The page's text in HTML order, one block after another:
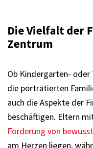
Die Vielfalt der
Zentrum
Ob Kindergarten- oder
die porträtierten
auch die Aspekte der
beschäftigen. Eltern
Förderung von
am Herzen liegen,